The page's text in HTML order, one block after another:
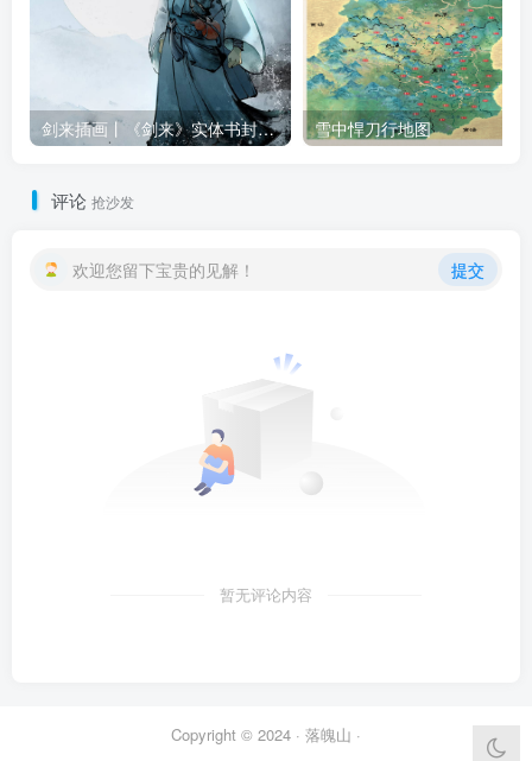
剑来插画丨《剑来》实体书封面插画合集（八辑全） 雪中悍刀行地图
评论 抢沙发
欢迎您留下宝贵的见解！ 提交
暂无评论内容
Copyright © 2024 · 落魄山 ·